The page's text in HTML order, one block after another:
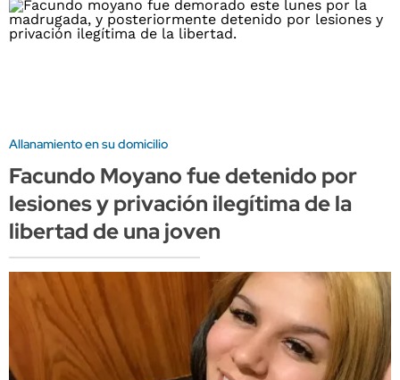
Allanamiento en su domicilio
Facundo Moyano fue detenido por
lesiones y privación ilegítima de la
libertad de una joven